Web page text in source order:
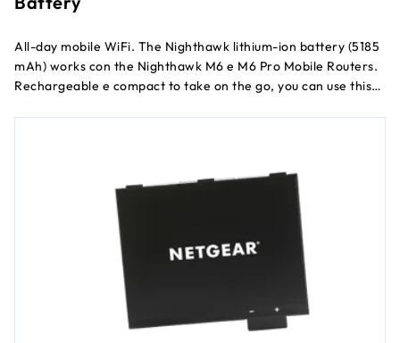
All-day mobile WiFi. The Nighthawk lithium-ion battery (5185
mAh) works con the Nighthawk M6 e M6 Pro Mobile Routers.
Rechargeable e compact to take on the go, you can use this